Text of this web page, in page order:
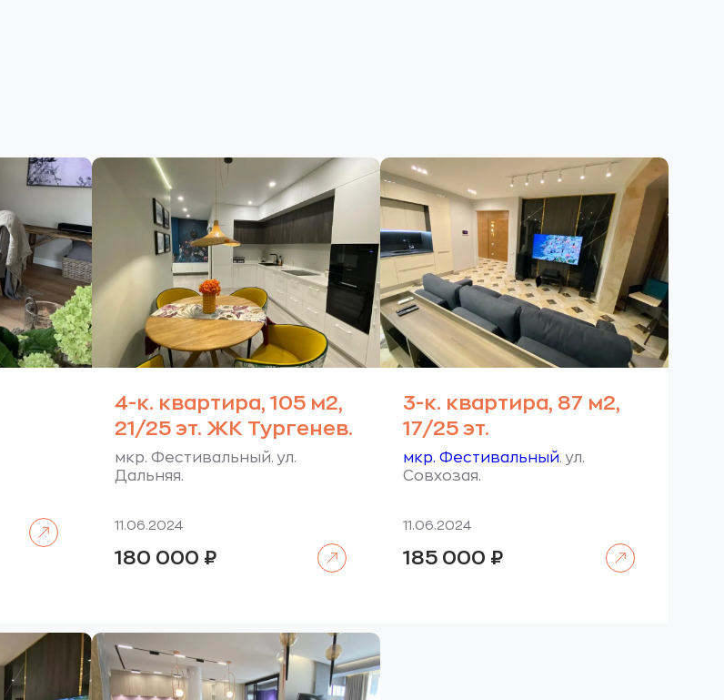
4-к. квартира, 105 м2,
21/25 эт. ЖК Тургенев.
мкр. Фестивальный. ул.
Дальняя.
11.06.2024
180 000 ₽
3-к. квартира, 87 м2,
17/25 эт.
мкр. Фестивальный. ул.
Совхозая.
11.06.2024
185 000 ₽